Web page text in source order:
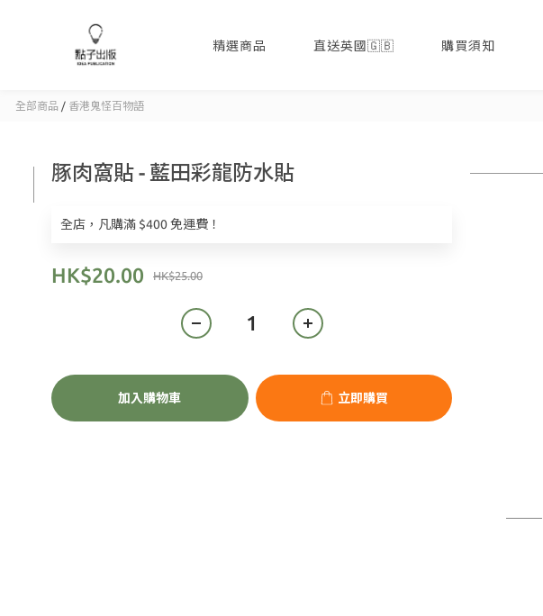
精選商品 直送英國🇬🇧 購買須知
全部商品 / 香港鬼怪百物語
豚肉窩貼 - 藍田彩龍防水貼
全店，凡購滿 $400 免運費！
HK$25.00
HK$20.00
加入購物車 立即購買